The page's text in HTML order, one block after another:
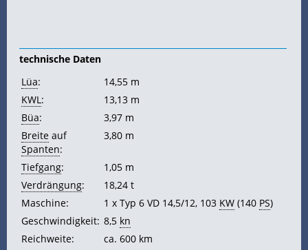
technische Daten
Lüa:
14,55 m
KWL:
13,13 m
Büa:
3,97 m
Breite auf
Spanten:
3,80 m
Tiefgang:
1,05 m
Verdrängung:
18,24 t
Maschine:
1 x Typ 6 VD 14,5/12, 103 KW (140 PS)
Geschwindigkeit: 8,5 kn
Reichweite:
ca. 600 km